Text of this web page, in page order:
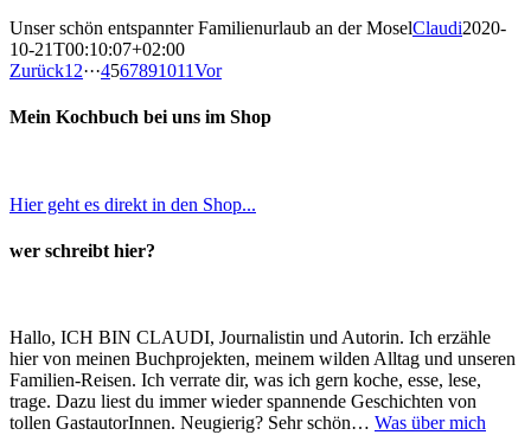
Unser schön entspannter Familienurlaub an der MoselClaudi2020-
10-21T00:10:07+02:00
Zurück1 2···4567891011Vor
Mein Kochbuch bei uns im Shop
Hier geht es direkt in den Shop...
wer schreibt hier?
Hallo, ICH BIN CLAUDI, Journalistin und Autorin. Ich erzähle
hier von meinen Buchprojekten, meinem wilden Alltag und unseren
Familien-Reisen. Ich verrate dir, was ich gern koche, esse, lese,
trage. Dazu liest du immer wieder spannende Geschichten von
tollen GastautorInnen. Neugierig? Sehr schön… Was über mich